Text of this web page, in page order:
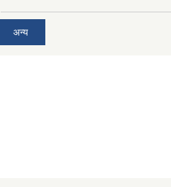
अन्य